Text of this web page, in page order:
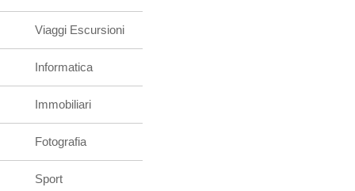
Viaggi Escursioni
Informatica
Immobiliari
Fotografia
Sport